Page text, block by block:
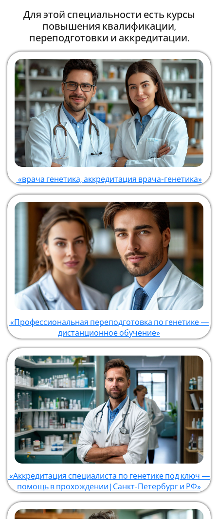
Для этой специальности есть курсы
повышения квалификации,
переподготовки и аккредитации.
«врача генетика, аккредитация врача-генетика»
«Профессиональная переподготовка по генетике —
дистанционное обучение»
«Аккредитация специалиста по генетике под ключ —
помощь в прохождении | Санкт-Петербург и РФ»